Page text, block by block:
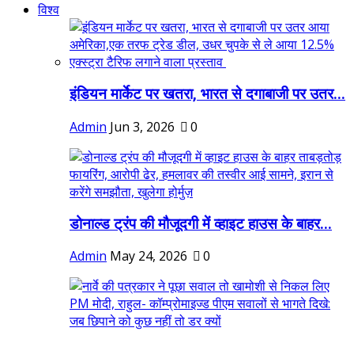
विश्व
इंडियन मार्केट पर खतरा, भारत से दगाबाजी पर उतर...
Admin Jun 3, 2026 0
डोनाल्ड ट्रंप की मौजूदगी में व्हाइट हाउस के बाहर...
Admin May 24, 2026 0